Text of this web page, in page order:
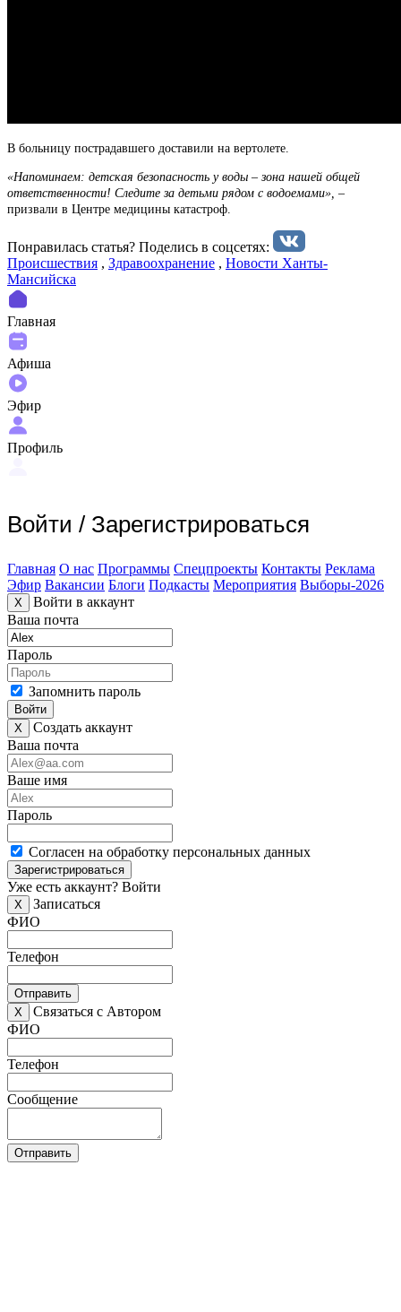
В больницу пострадавшего доставили на вертолете.
«Напоминаем: детская безопасность у воды – зона нашей общей
ответственности! Следите за детьми рядом с водоемами», –
призвали в Центре медицины катастроф.
Понравилась статья? Поделиcь в соцсетях:
Происшествия , Здравоохранение , Новости Ханты-
Мансийска
Главная
Афиша
Эфир
Профиль
Войти / Зарегистрироваться
Главная О нас Программы Спецпроекты Контакты Реклама
Эфир Вакансии Блоги Подкасты Мероприятия Выборы-2026
X
Войти в аккаунт
Ваша почта
Пароль
Запомнить пароль
Войти
X
Создать аккаунт
Ваша почта
Ваше имя
Пароль
Согласен на обработку персональных данных
Зарегистрироваться
Уже есть аккаунт? Войти
X
Записаться
ФИО
Телефон
Отправить
X
Связаться с Автором
ФИО
Телефон
Сообщение
Отправить